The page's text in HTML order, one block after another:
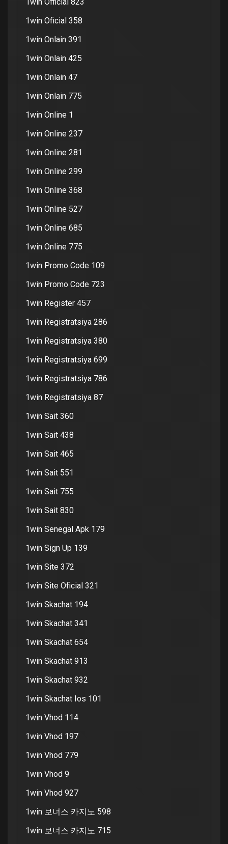
1win Oficial 358
1win Onlain 391
1win Onlain 425
1win Onlain 47
1win Onlain 775
1win Online 1
1win Online 237
1win Online 281
1win Online 299
1win Online 368
1win Online 527
1win Online 685
1win Online 775
1win Promo Code 109
1win Promo Code 723
1win Register 457
1win Registratsiya 286
1win Registratsiya 380
1win Registratsiya 699
1win Registratsiya 786
1win Registratsiya 87
1win Sait 360
1win Sait 438
1win Sait 465
1win Sait 551
1win Sait 755
1win Sait 830
1win Senegal Apk 179
1win Sign Up 139
1win Site 372
1win Site Oficial 321
1win Skachat 194
1win Skachat 341
1win Skachat 654
1win Skachat 913
1win Skachat 932
1win Skachat Ios 101
1win Vhod 114
1win Vhod 197
1win Vhod 779
1win Vhod 9
1win Vhod 927
1win 보너스 카지노 598
1win 보너스 카지노 715